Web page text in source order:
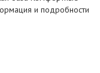
и подробности